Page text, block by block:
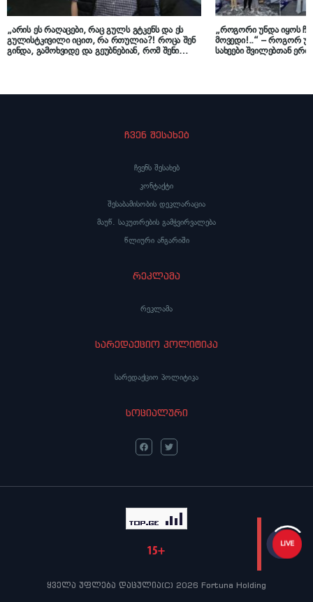
LIVE
„არის ეს რაღაცები, რაც გულს გტკენს და ეს
გულისტკივილი იცით, რა რთულია?! როცა შენ
გინდა, გამოხვიდე და გეუბნებიან, რომ შენი
„როგორი უნდა იყოს
მოვედი!..“ – როგორ
სახეები შვილებთან
ჩვენ შესახებ
ჩვენს შესახებ
კონტაქტი
შესაბამისობის დეკლარაცია
მაუწ. საკუთრების გამჭვირვალება
წლიური ანგარიში
რეკლამა
რეკლამა
სარედაქციო პოლიტიკა
სარედაქციო პოლიტიკა
სოციალური
ყველა უფლება დაცულია(C) 2026 Fortuna Holding